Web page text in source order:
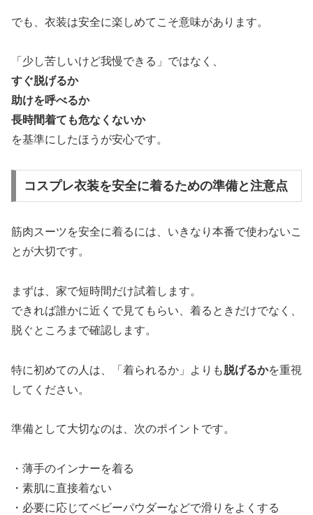
でも、衣装は安全に楽しめてこそ意味があります。
「少し苦しいけど我慢できる」ではなく、
すぐ脱げるか
助けを呼べるか
長時間着ても危なくないか
を基準にしたほうが安心です。
コスプレ衣装を安全に着るための準備と注意点
筋肉スーツを安全に着るには、いきなり本番で使わないこ
とが大切です。
まずは、家で短時間だけ試着します。
できれば誰かに近くで見てもらい、着るときだけでなく、
脱ぐところまで確認します。
特に初めての人は、「着られるか」よりも脱げるかを重視
してください。
準備として大切なのは、次のポイントです。
・薄手のインナーを着る
・素肌に直接着ない
・必要に応じてベビーパウダーなどで滑りをよくする